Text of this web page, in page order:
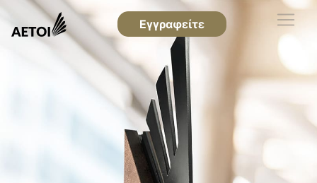
Εγγραφείτε